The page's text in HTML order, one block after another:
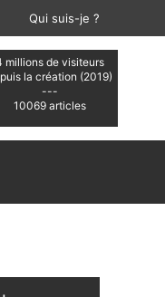
Qui suis-je ?
millions de visiteurs
la création (2019)
---
10069 articles